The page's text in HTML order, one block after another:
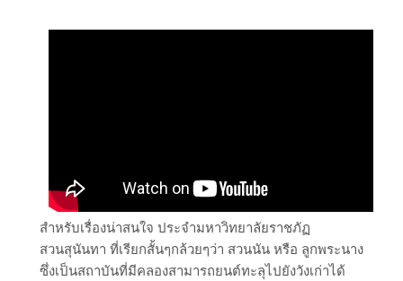
สำหรับเรื่องน่าสนใจ ประจำมหาวิทยาลัยราชภัฏ
สวนสุนันทา ที่เรียกสั้นๆกล้วยๆว่า สวนนัน หรือ ลูกพระนาง
ซึ่งเป็นสถาบันที่มีคลองสามารถยนต์ทะลุไปยังวังเก่าได้